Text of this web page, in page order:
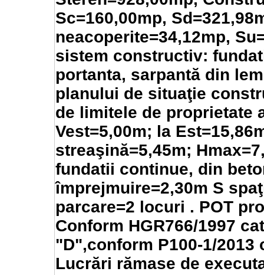
Sc=160,00mp,
neacoperite=34,12mp,
sistem constructiv:
portanta, sarpantă din
planului de situaţie
de limitele de proprietate
Vest=5,00m; la
streaşină=5,45m;
fundatii continue, din
împrejmuire=2,30m S
parcare=2 locuri . POT
Conform HGR766/1997
"D",conform P100-1/
Lucrări rămase de